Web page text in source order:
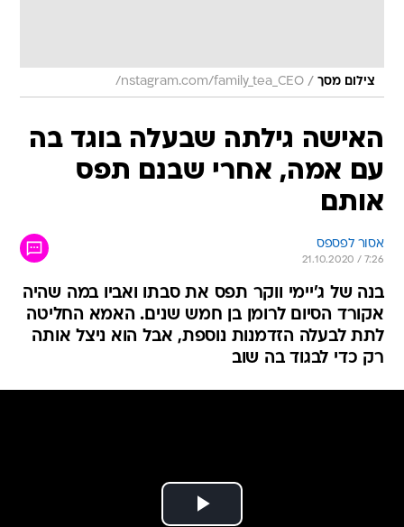
צילום מסך /
nstagram.com/family_tea_CEO/
האישה גילתה שבעלה בוגד בה
עם אמה, אחרי שבנם תפס
אותם
אסור לפספס
21.10.2020 / 7:26
בנה של ג'יימי ווקר תפס את סבתו ואביו במה שהיה
אקורד הסיום לרומן בן חמש שנים. האמא החליטה
לתת לבעלה הזדמנות נוספת, אבל הוא ניצל אותה
רק כדי לבגוד בה שוב